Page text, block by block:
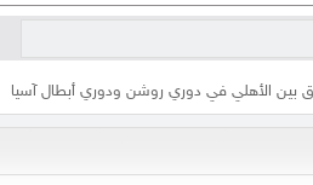
بين الأهلي في دوري روشن ودوري أبطال آسيا